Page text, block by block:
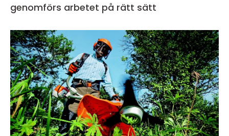
genomförs arbetet på rätt sätt